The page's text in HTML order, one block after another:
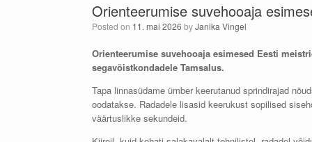
Orienteerumise suvehooaja
Posted on 11. mai 2026 byJanika Vingel
Orienteerumise suvehooaja esimesed Eesti
segavõistkondadele Tamsalus.
Tapa linnasüdame ümber keerutanud sprindirajad
oodatakse. Radadele lisasid keerukust sopilised
väärtuslikke sekundeid.